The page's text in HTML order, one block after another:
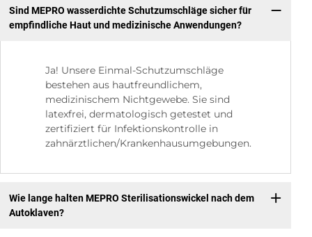
Sind MEPRO wasserdichte Schutzumschläge sicher für
empfindliche Haut und medizinische Anwendungen?
Ja! Unsere Einmal-Schutzumschläge
bestehen aus hautfreundlichem,
medizinischem Nichtgewebe. Sie sind
latexfrei, dermatologisch getestet und
zertifiziert für Infektionskontrolle in
zahnärztlichen/Krankenhausumgebungen.
Wie lange halten MEPRO Sterilisationswickel nach dem
Autoklaven?